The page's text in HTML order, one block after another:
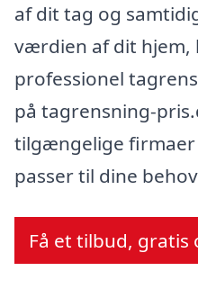
af dit tag og
værdien af dit hjem,
professionel
på tagrensning-
tilgængelige
passer til dine
Få et tilbud,